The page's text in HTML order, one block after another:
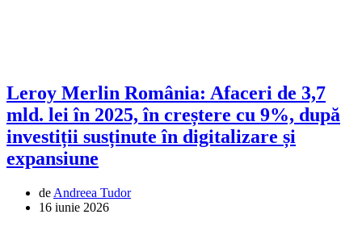
Leroy Merlin România: Afaceri de 3,7
mld. lei în 2025, în creștere cu 9%, după
investiții susținute în digitalizare și
expansiune
de Andreea Tudor
16 iunie 2026